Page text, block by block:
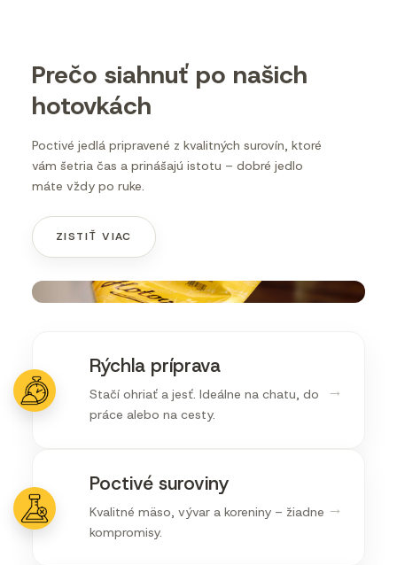
Prečo siahnuť po našich
hotovkách
Poctivé jedlá pripravené z kvalitných surovín, ktoré
vám šetria čas a prinášajú istotu – dobré jedlo
máte vždy po ruke.
ZISTIŤ VIAC
→
Rýchla príprava
Stačí ohriať a jesť. Ideálne na chatu, do
práce alebo na cesty.
→
Poctivé suroviny
Kvalitné mäso, vývar a koreniny – žiadne
kompromisy.